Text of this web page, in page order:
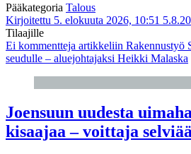
Pääkategoria Talous
Kirjoitettu 5. elokuuta 2026, 10:51
Tilaajille
Ei kommentteja artikkeliin Rakennustyö
seudulle – aluejohtajaksi Heikki Malaska
Joensuun uudesta
kisaajaa – voittaja